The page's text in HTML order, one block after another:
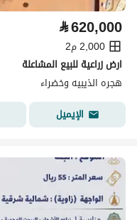
⃁620,000
2,000 م2
ارض زراعية للبيع المشاعلة
هجره الذيبيه وخضراء
الإيميل